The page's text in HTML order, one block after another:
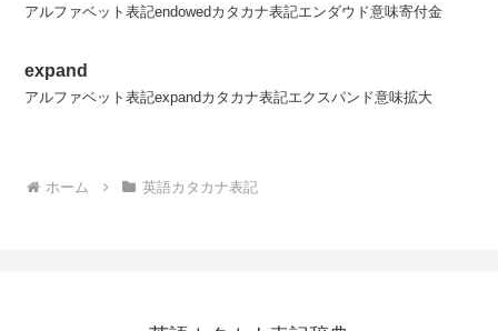
アルファベット表記endowedカタカナ表記エンダウド意味寄付金
expand
アルファベット表記expandカタカナ表記エクスパンド意味拡大
ホーム 英語カタカナ表記